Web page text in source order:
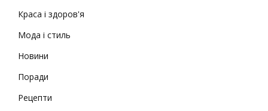
Краса і здоров'я
Мода і стиль
Новини
Поради
Рецепти